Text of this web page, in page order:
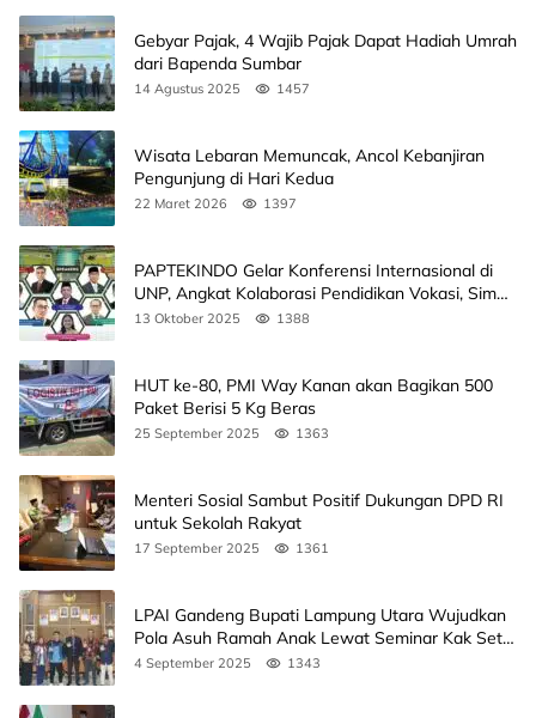
Gebyar Pajak, 4 Wajib Pajak Dapat Hadiah Umrah
dari Bapenda Sumbar
14 Agustus 2025 1457
Wisata Lebaran Memuncak, Ancol Kebanjiran
Pengunjung di Hari Kedua
22 Maret 2026 1397
PAPTEKINDO Gelar Konferensi Internasional di
UNP, Angkat Kolaborasi Pendidikan Vokasi, Simak
Agendanya
13 Oktober 2025 1388
HUT ke-80, PMI Way Kanan akan Bagikan 500
Paket Berisi 5 Kg Beras
25 September 2025 1363
Menteri Sosial Sambut Positif Dukungan DPD RI
untuk Sekolah Rakyat
17 September 2025 1361
LPAI Gandeng Bupati Lampung Utara Wujudkan
Pola Asuh Ramah Anak Lewat Seminar Kak Seto,
Ini Jadwalnya
4 September 2025 1343